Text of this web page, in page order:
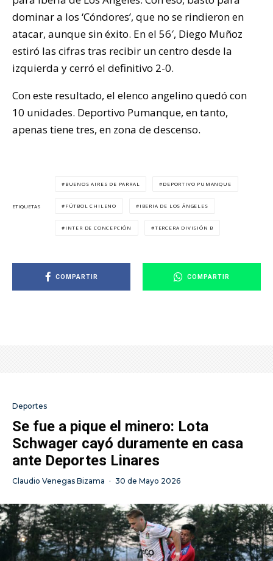
dominar a los ‘Cóndores’, que no se rindieron en
atacar, aunque sin éxito. En el 56′, Diego Muñoz
estiró las cifras tras recibir un centro desde la
izquierda y cerró el definitivo 2-0.
Con este resultado, el elenco angelino quedó con
10 unidades. Deportivo Pumanque, en tanto,
apenas tiene tres, en zona de descenso.
ETIQUETAS
BUENOS AIRES DE PARRAL DEPORTIVO PUMANQUE
FÚTBOL CHILENO IBERIA DE LOS ÁNGELES
INTER DE CONCEPCIÓN TERCERA DIVISIÓN B
COMPARTIR COMPARTIR
Deportes
Se fue a pique el minero: Lota
Schwager cayó duramente en casa
ante Deportes Linares
Claudio Venegas Bizama · 30 de Mayo 2026